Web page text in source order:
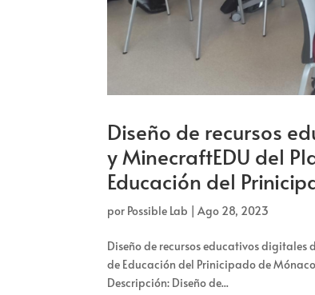
Diseño de recursos
y MinecraftEDU del
Educación del
por Possible Lab |Ago 28, 2023
Diseño de recursos educativos
de Educación del Prinicipado de
Descripción: Diseño de...